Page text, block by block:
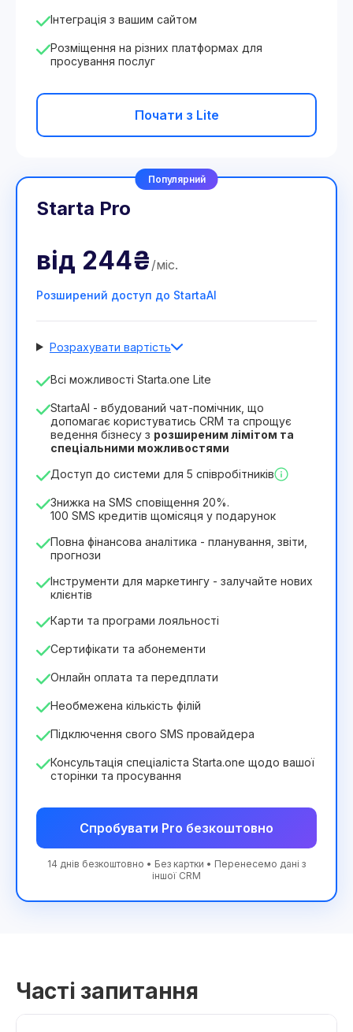
Інтеграція з вашим сайтом
Розміщення на різних платформах для
просування послуг
Почати з Lite
Популярний
Starta Pro
від 244₴ /міс.
Розширений доступ до StartaAI
Розрахувати вартість
Кількість співробітників
Тривалість ліцензії
12 Months (знижка -25%) Вигідний
349₴ 244₴ /місяць
Всі можливості Starta.one Lite
StartaAI - вбудований чат-помічник, що
допомагає користуватись CRM та спрощує
ведення бізнесу з розширеним лімітом та
спеціальними можливостями
Доступ до системи для 5 співробітників
Знижка на SMS сповіщення 20%.
100 SMS кредитів щомісяця у подарунок
Повна фінансова аналітика - планування, звіти,
прогнози
Інструменти для маркетингу - залучайте нових
клієнтів
Карти та програми лояльності
Сертифікати та абонементи
Онлайн оплата та передплати
Необмежена кількість філій
Підключення свого SMS провайдера
Консультація спеціаліста Starta.one щодо вашої
сторінки та просування
Спробувати Pro безкоштовно
14 днів безкоштовно • Без картки • Перенесемо дані з
іншої CRM
Часті запитання